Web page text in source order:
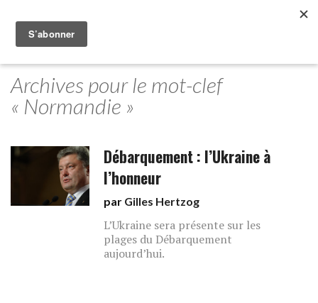
Archives pour le mot-clef
« Normandie »
Débarquement : l’Ukraine à
l’honneur
par Gilles Hertzog
L’Ukraine sera présente sur les
plages du Débarquement
aujourd’hui.